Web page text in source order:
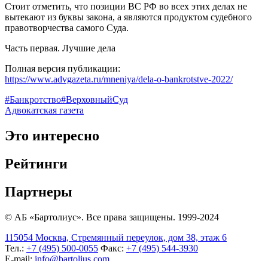
Стоит отметить, что позиции ВС РФ во всех этих делах не
вытекают из буквы закона, а являются продуктом судебного
правотворчества самого Суда.
Часть первая. Лучшие дела
Полная версия публикации:
https://www.advgazeta.ru/mneniya/dela-o-bankrotstve-2022/
#Банкротство#ВерховныйСуд
Адвокатская газета
Это интересно
Рейтинги
Партнеры
© АБ «Бартолиус». Все права защищены. 1999-2024
115054 Москва, Стремянный переулок, дом 38, этаж 6
Тел.: +7 (495) 500-0055 Факс: +7 (495) 544-3930
E-mail: info@bartolius.com